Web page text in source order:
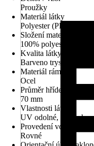
Proužky
Materiál látky
Polyester (PES)
Složení materiálu
100% polyester
Kvalita látky
Barveno tryskou cca
Materiál rámu
Ocel
Průměr hřídele
70 mm
Vlastnosti látky
UV odolné, S
Provedení volánu
Rovné